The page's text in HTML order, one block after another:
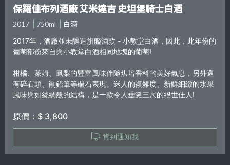
保羅佳布列酒廠 艾米達吉 史坦堡騎士白酒
2017 750ml
白酒
2017年，酒廠並未釀造旗艦酒款 - 小教堂白酒，因此，此年份的
葡萄部份來自與小教堂白酒相同地塊的葡萄!
柑橘、萊姆、鳳梨的豐富風味伴隨烘培香料的美好氣息，另外還
有碎石頭、削鉛筆等礦石表現。迷人的複雜度、新鮮細緻的水果
風味與如絲綢般的結構，是一款令人垂涎三尺的絕世佳人!
原價：$ 3,800
貨到通知我